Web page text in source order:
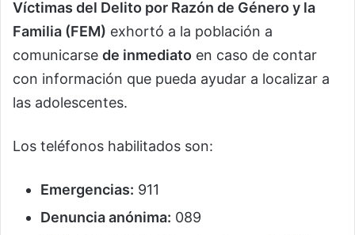
Víctimas del Delito por Razón de Género y la
Familia (FEM) exhortó a la población a
comunicarse de inmediato en caso de contar
con información que pueda ayudar a localizar a
las adolescentes.
Los teléfonos habilitados son:
Emergencias: 911
Denuncia anónima: 089